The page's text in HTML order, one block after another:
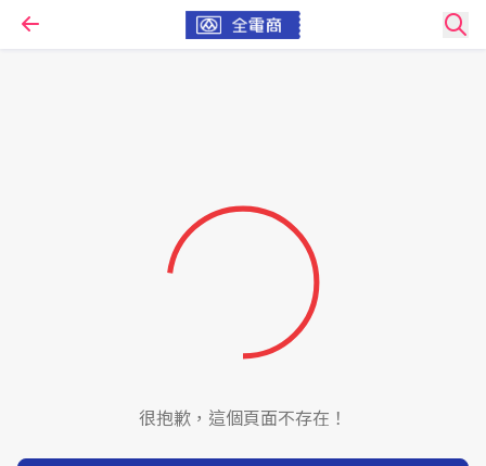
很抱歉，這個頁面不存在！